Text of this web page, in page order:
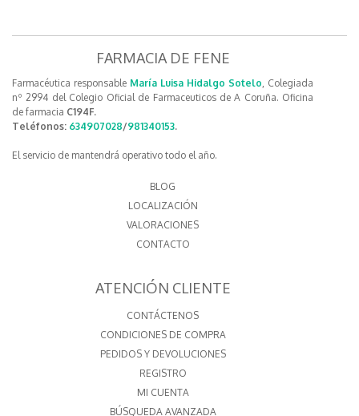
FARMACIA DE FENE
Farmacéutica responsable María Luisa Hidalgo Sotelo, Colegiada
nº 2994 del Colegio Oficial de Farmaceuticos de A Coruña. Oficina
de farmacia C194F.
Teléfonos: 634907028/981340153.
El servicio de mantendrá operativo todo el año.
BLOG
LOCALIZACIÓN
VALORACIONES
CONTACTO
ATENCIÓN CLIENTE
CONTÁCTENOS
CONDICIONES DE COMPRA
PEDIDOS Y DEVOLUCIONES
REGISTRO
MI CUENTA
BÚSQUEDA AVANZADA